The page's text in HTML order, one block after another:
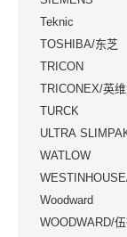
Teknic
TOSHIBA/东芝
TRICON
TRICONEX/英
TURCK
ULTRA
WATLOW
Woodward
WOODWARD/